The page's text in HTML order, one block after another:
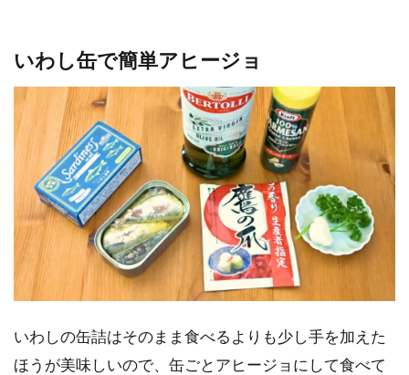
いわし缶で簡単アヒージョ
いわしの缶詰はそのまま食べるよりも少し手を加えた
ほうが美味しいので、缶ごとアヒージョにして食べて